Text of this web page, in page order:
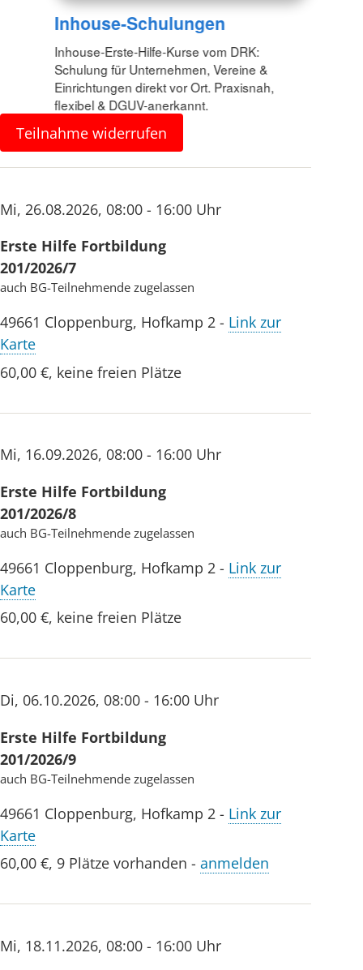
Inhouse-Schulungen
Inhouse-Erste-Hilfe-Kurse vom DRK:
Schulung für Unternehmen, Vereine &
Einrichtungen direkt vor Ort. Praxisnah,
flexibel & DGUV-anerkannt.
Teilnahme widerrufen
Mi, 26.08.2026, 08:00 - 16:00 Uhr
Erste Hilfe Fortbildung
201/2026/7
auch BG-Teilnehmende zugelassen
49661 Cloppenburg, Hofkamp 2 - Link zur
Karte
60,00 €, keine freien Plätze
Mi, 16.09.2026, 08:00 - 16:00 Uhr
Erste Hilfe Fortbildung
201/2026/8
auch BG-Teilnehmende zugelassen
49661 Cloppenburg, Hofkamp 2 - Link zur
Karte
60,00 €, keine freien Plätze
Di, 06.10.2026, 08:00 - 16:00 Uhr
Erste Hilfe Fortbildung
201/2026/9
auch BG-Teilnehmende zugelassen
49661 Cloppenburg, Hofkamp 2 - Link zur
Karte
60,00 €, 9 Plätze vorhanden - anmelden
Mi, 18.11.2026, 08:00 - 16:00 Uhr